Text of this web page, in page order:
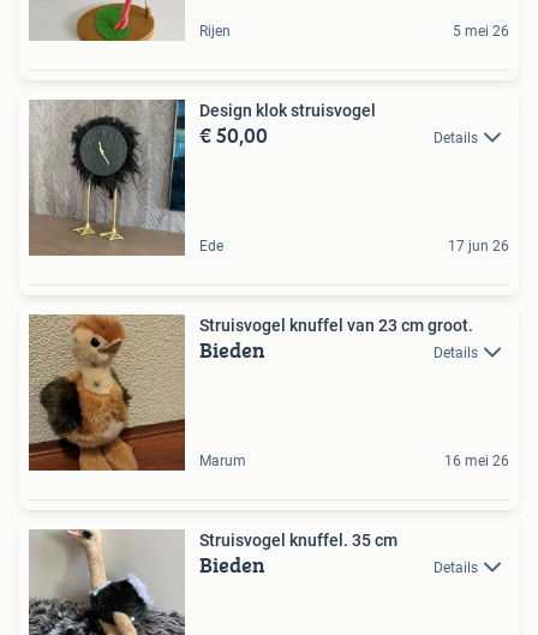
Rijen 5 mei 26
Design klok struisvogel
€ 50,00 Details
Ede 17 jun 26
Struisvogel knuffel van 23 cm groot.
Bieden Details
Marum 16 mei 26
Struisvogel knuffel. 35 cm
Bieden Details